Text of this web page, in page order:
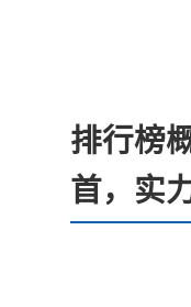
排行榜
首，实